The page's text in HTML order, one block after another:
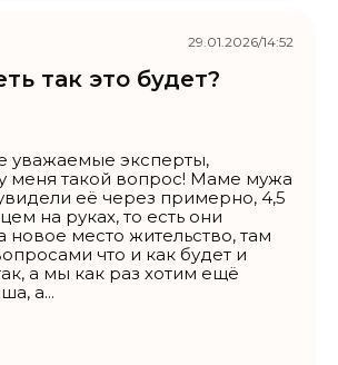
так это будет?
уважаемые эксперты,
меня такой вопрос! Маме мужа
её через примерно, 4,5
на руках, то есть они
новое место жительство, там
что и как будет и
а мы как раз хотим ещё
а...
29.01.2026/14:52